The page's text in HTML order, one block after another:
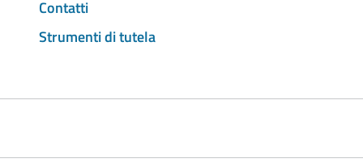
Contatti
Strumenti di tutela